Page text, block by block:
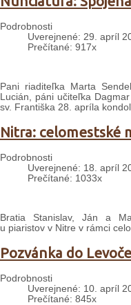
Podrobnosti
Uverejnené: 29. apríl
Prečítané: 917x
Pani riaditeľka Marta
Lucián, páni učiteľka
sv. Františka 28. apríla
Nitra: celomestské
Podrobnosti
Uverejnené: 18. apríl
Prečítané: 1033x
Bratia Stanislav, Ján a
u piaristov v Nitre v rámci
Pozvánka do Levoče
Podrobnosti
Uverejnené: 10. apríl
Prečítané: 845x